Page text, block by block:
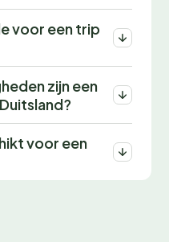
voor een trip
zijn een
voor een